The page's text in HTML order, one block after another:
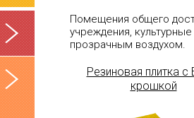
Помещения общего
учреждения,
прозрачным воздухом.
Резиновая плитка с
крошкой